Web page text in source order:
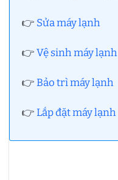
👉 Sửa máy lạnh
👉Vệ sinh máy lạnh
👉Bảo trì máy lạnh
👉Lắp đặt máy lạnh